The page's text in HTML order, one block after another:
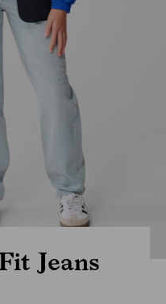
Jeans